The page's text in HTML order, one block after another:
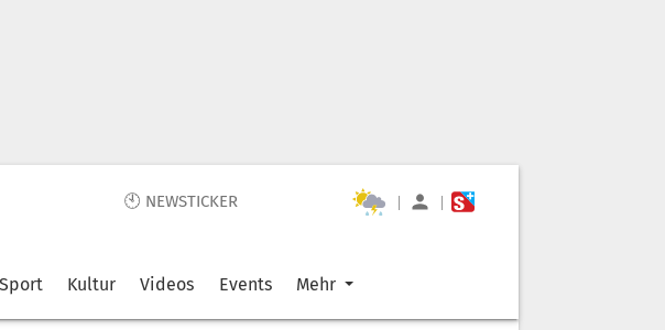
🕙 NEWSTICKER | |
Sport Kultur Videos Events Mehr